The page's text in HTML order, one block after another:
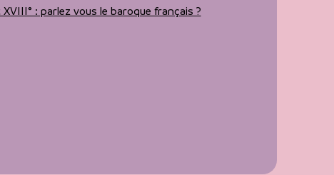
: parlez vous le baroque français ?